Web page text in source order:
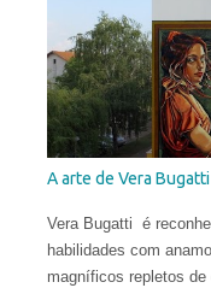
estudou História da
Depois de viver e
Oslo, Noruega,
DC. Suas obras
permanentes de
A arte de Vera Bugatti
Vera Bugatti é
habilidades com
magníficos repletos